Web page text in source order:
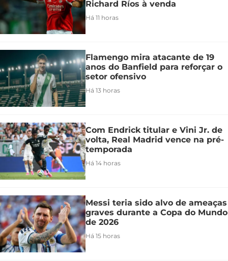
Richard Ríos à venda
Há 11 horas
Flamengo mira atacante de 19
anos do Banfield para reforçar o
setor ofensivo
Há 13 horas
Com Endrick titular e Vini Jr. de
volta, Real Madrid vence na pré-
temporada
Há 14 horas
Messi teria sido alvo de ameaças
graves durante a Copa do Mundo
de 2026
Há 15 horas